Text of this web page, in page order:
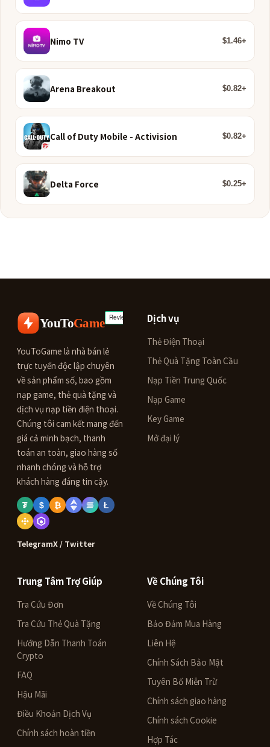
Nimo TV $1.46+
Arena Breakout $0.82+
Call of Duty Mobile - Activision $0.82+
Delta Force $0.25+
YouToGame
YouToGame là nhà bán lẻ
trực tuyến độc lập chuyên
về sản phẩm số, bao gồm
nạp game, thẻ quà tặng và
dịch vụ nạp tiền điện thoại.
Chúng tôi cam kết mang đến
giá cả minh bạch, thanh
toán an toàn, giao hàng số
nhanh chóng và hỗ trợ
khách hàng đáng tin cậy.
₮ $ ₿ Ł
TelegramX / Twitter
Dịch vụ
Thẻ Điện Thoại
Thẻ Quà Tặng Toàn Cầu
Nạp Tiền Trung Quốc
Nạp Game
Key Game
Mở đại lý
Trung Tâm Trợ Giúp
Tra Cứu Đơn
Tra Cứu Thẻ Quà Tặng
Hướng Dẫn Thanh Toán
Crypto
FAQ
Hậu Mãi
Điều Khoản Dịch Vụ
Chính sách hoàn tiền
Về Chúng Tôi
Về Chúng Tôi
Bảo Đảm Mua Hàng
Liên Hệ
Chính Sách Bảo Mật
Tuyên Bố Miễn Trừ
Chính sách giao hàng
Chính sách Cookie
Hợp Tác